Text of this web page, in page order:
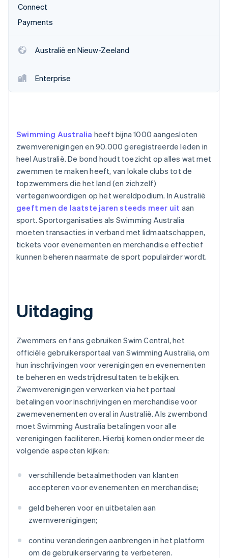
Identity
Online identiteitsverificatie
Stripe Sessions 2026
Connect
Payments
Australië en Nieuw-Zeeland
Enterprise
Swimming Australia heeft bijna 1000 aangesloten
zwemverenigingen en 90.000 geregistreerde leden in
heel Australië. De bond houdt toezicht op alles wat met
zwemmen te maken heeft, van lokale clubs tot de
topzwemmers die het land (en zichzelf)
vertegenwoordigen op het wereldpodium. In Australië
geeft men de laatste jaren steeds meer uit aan
sport. Sportorganisaties als Swimming Australia
moeten transacties in verband met lidmaatschappen,
tickets voor evenementen en merchandise effectief
kunnen beheren naarmate de sport populairder wordt.
Uitdaging
Zwemmers en fans gebruiken Swim Central, het
officiële gebruikersportaal van Swimming Australia, om
hun inschrijvingen voor verenigingen en evenementen
te beheren en wedstrijdresultaten te bekijken.
Zwemverenigingen verwerken via het portaal
betalingen voor inschrijvingen en merchandise voor
zwemevenementen overal in Australië. Als zwembond
moet Swimming Australia betalingen voor alle
verenigingen faciliteren. Hierbij komen onder meer de
volgende aspecten kijken:
verschillende betaalmethoden van klanten
accepteren voor evenementen en merchandise;
geld beheren voor en uitbetalen aan
zwemverenigingen;
continu veranderingen aanbrengen in het platform
om de gebruikerservaring te verbeteren.